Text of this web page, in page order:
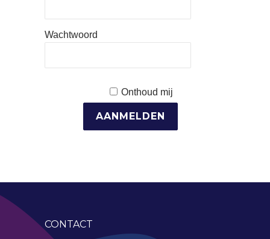
Wachtwoord
Onthoud mij
CONTACT